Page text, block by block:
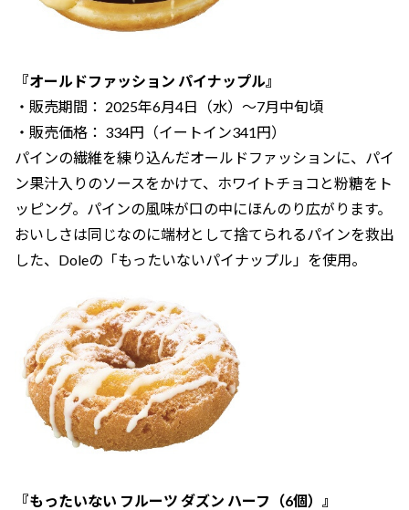
『オールドファッション パイナップル』
・販売期間： 2025年6月4日（水）～7月中旬頃
・販売価格： 334円（イートイン341円）
パインの繊維を練り込んだオールドファッションに、パイ
ン果汁入りのソースをかけて、ホワイトチョコと粉糖をト
ッピング。パインの風味が口の中にほんのり広がります。
おいしさは同じなのに端材として捨てられるパインを救出
した、Doleの「もったいないパイナップル」を使用。
『もったいない フルーツ ダズン ハーフ（6個）』